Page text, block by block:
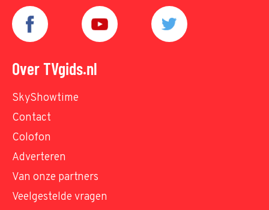
Over TVgids.nl
SkyShowtime
Contact
Colofon
Adverteren
Van onze partners
Veelgestelde vragen